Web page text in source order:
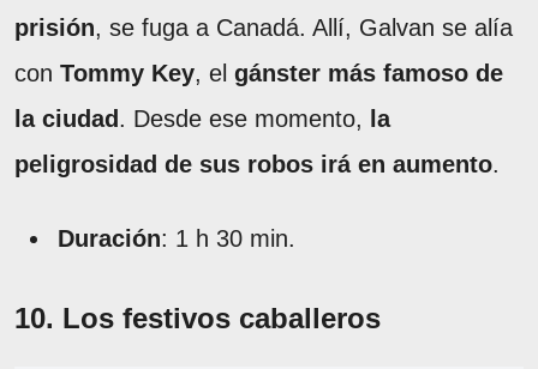
prisión, se fuga a Canadá. Allí, Galvan se alía
con Tommy Key, el gánster más famoso de
la ciudad . Desde ese momento,
la
peligrosidad de sus robos irá en aumento.
Duración: 1 h 30 min.
10. Los festivos caballeros